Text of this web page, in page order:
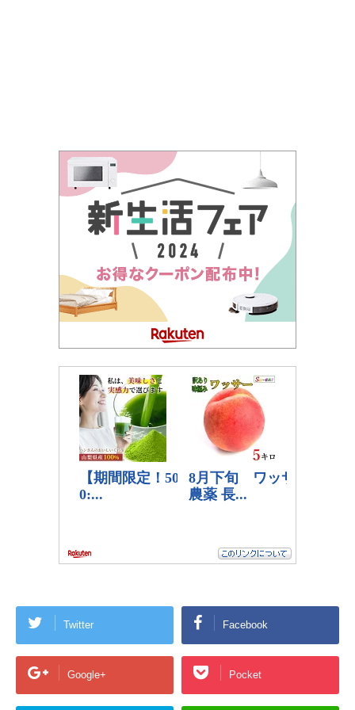
Twitter Facebook
Google+ Pocket